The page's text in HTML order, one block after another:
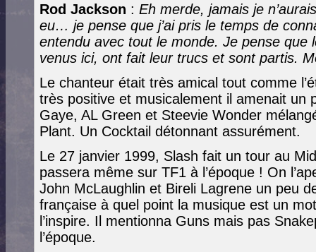
Rod Jackson : Eh merde, jamais je
eu… je pense que j’ai pris le temps de
entendu avec tout le monde. Je pense que
venus ici, ont fait leur trucs et sont partis.
Le chanteur était très amical tout comme
très positive et musicalement il amenait un
Gaye, AL Green et Steevie Wonder
Plant. Un Cocktail détonnant assurément.
Le 27 janvier 1999, Slash fait un tour au
passera même sur TF1 à l’époque ! On
John McLaughlin et Bireli Lagrene un peu
française à quel point la musique est un
l’inspire. Il mentionna Guns mais pas
l’époque.